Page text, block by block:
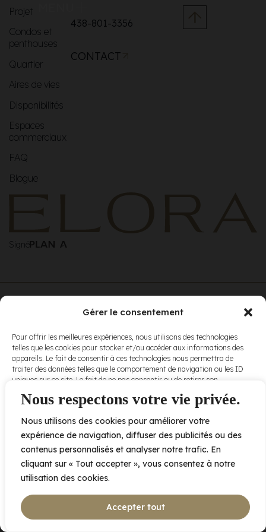
Nous respectons votre vie privée.
Nous utilisons des cookies pour améliorer votre
expérience de navigation, diffuser des publicités ou des
contenus personnalisés et analyser notre trafic. En
cliquant sur « Tout accepter », vous consentez à notre
utilisation des cookies.
Accepter tout
Gérer le consentement
Pour offrir les meilleures expériences, nous utilisons des technologies
telles que les cookies pour stocker et/ou accéder aux informations des
appareils. Le fait de consentir à ces technologies nous permettra de
traiter des données telles que le comportement de navigation ou les ID
uniques sur ce site. Le fait de ne pas consentir ou de retirer son
et fonctions.
Accepter
Refuser
Projet
Condos et
penthouses
Quartier
Aires de vies
Disponibilités
Espaces
commerciaux
FAQ
Blogue
438-801-3356
CONTACT
Signé
conditions
d’utilisationet
nospolitiques
de
confidentialité .
2005 av. de Bois-de-Boulogne, Laval QC H7N 0J7